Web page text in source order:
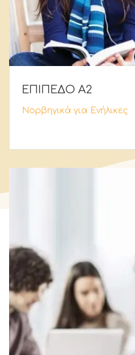
ΕΠΙΠΕΔΟ Α2
Νορβηγικά για Ενήλικες